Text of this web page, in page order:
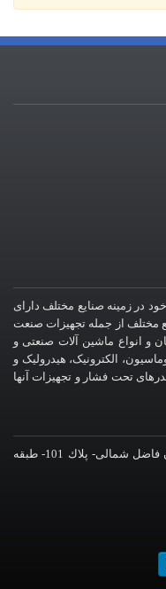
در زمینه صنایع مختلف دارای
مختلف از جمله تجهیزات صنعت
و انواع ماشین آلات صنعتی و
الکترونیک، هیدرولیک و
تحت فشار و تجهیزات آنها
آدرس: تهران، خيابان کوی نصر (گیشا)- خيابان فاضل شمالی- پلاك 101- طبقه